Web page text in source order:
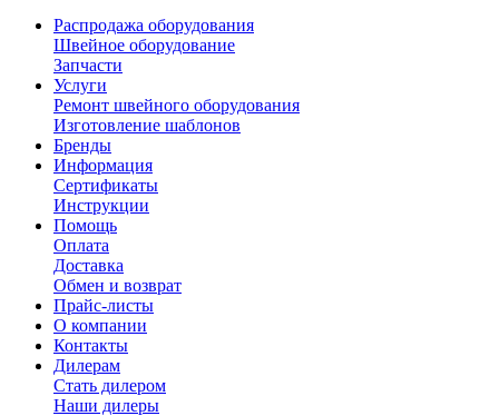
Распродажа оборудования
Швейное оборудование
Запчасти
Услуги
Ремонт швейного оборудования
Изготовление шаблонов
Бренды
Информация
Сертификаты
Инструкции
Помощь
Оплата
Доставка
Обмен и возврат
Прайс-листы
О компании
Контакты
Дилерам
Стать дилером
Наши дилеры